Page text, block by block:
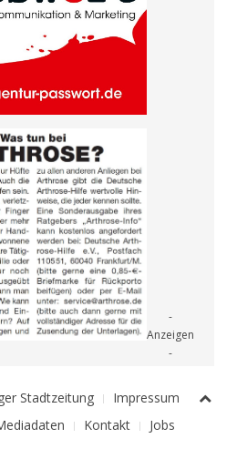
Stadtzeitung
Impressum
Kontakt Jobs